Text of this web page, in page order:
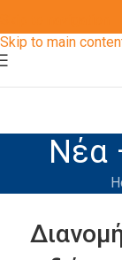
Skip to main
Νέα